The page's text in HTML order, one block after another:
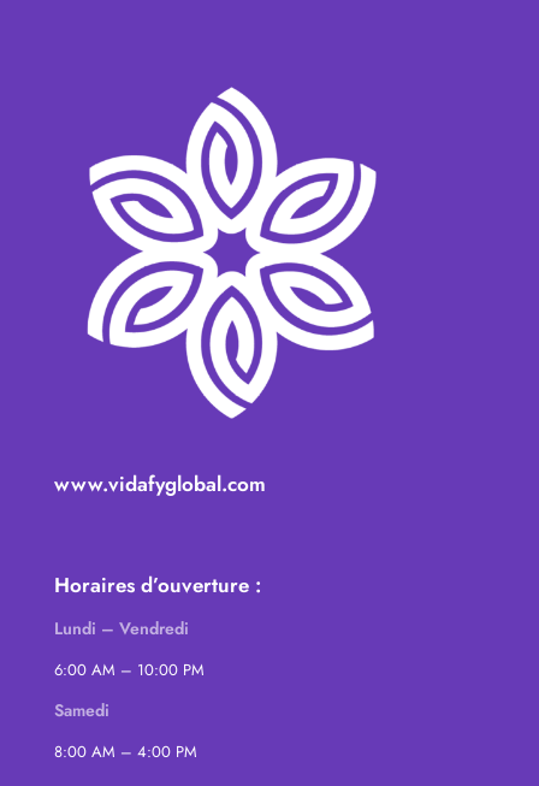
www.vidafyglobal.com
Horaires d’ouverture :
Lundi – Vendredi
6:00 AM – 10:00 PM
Samedi
8:00 AM – 4:00 PM